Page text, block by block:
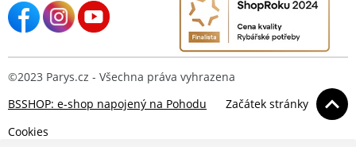
©2023 Parys.cz - Všechna práva vyhrazena
BSSHOP: e-shop napojený na Pohodu
Začátek stránky
Cookies